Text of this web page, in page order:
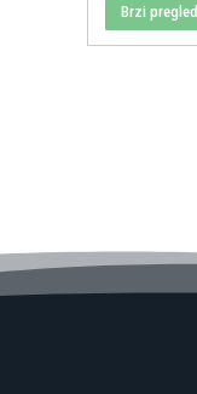
Brzi pregled